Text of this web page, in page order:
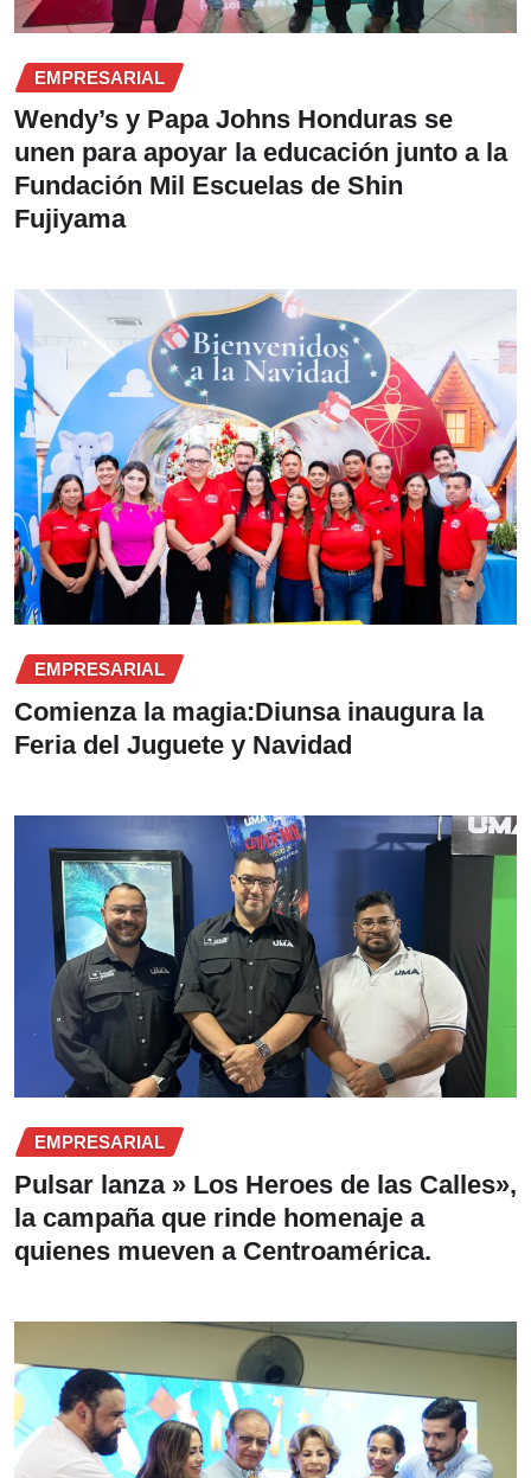
EMPRESARIAL
Wendy’s y Papa Johns Honduras se
unen para apoyar la educación junto a la
Fundación Mil Escuelas de Shin
Fujiyama
EMPRESARIAL
Comienza la magia:Diunsa inaugura la
Feria del Juguete y Navidad
EMPRESARIAL
Pulsar lanza » Los Heroes de las Calles»,
la campaña que rinde homenaje a
quienes mueven a Centroamérica.